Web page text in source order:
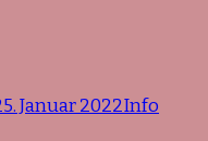
Januar 2022Info